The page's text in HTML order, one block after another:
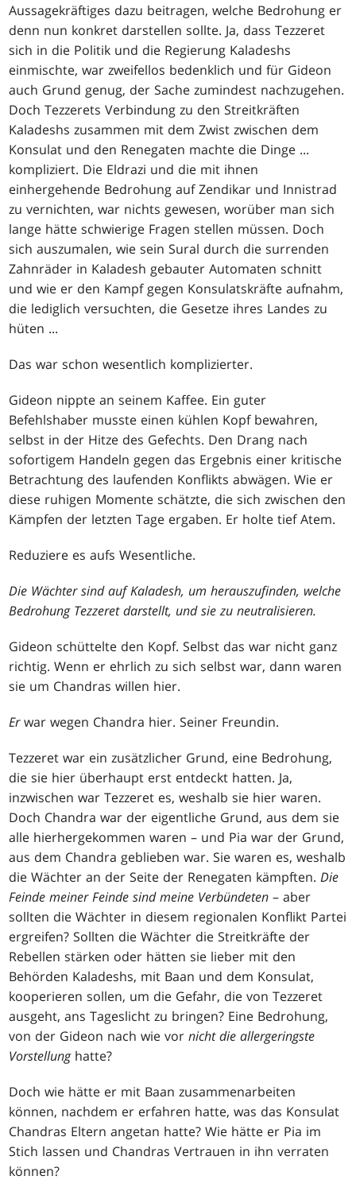
Aussagekräftiges dazu beitragen, welche Bedrohung er
denn nun konkret darstellen sollte. Ja, dass Tezzeret
sich in die Politik und die Regierung Kaladeshs
einmischte, war zweifellos bedenklich und für Gideon
auch Grund genug, der Sache zumindest nachzugehen.
Doch Tezzerets Verbindung zu den Streitkräften
Kaladeshs zusammen mit dem Zwist zwischen dem
Konsulat und den Renegaten machte die Dinge ...
kompliziert. Die Eldrazi und die mit ihnen
einhergehende Bedrohung auf Zendikar und Innistrad
zu vernichten, war nichts gewesen, worüber man sich
lange hätte schwierige Fragen stellen müssen. Doch
sich auszumalen, wie sein Sural durch die surrenden
Zahnräder in Kaladesh gebauter Automaten schnitt
und wie er den Kampf gegen Konsulatskräfte aufnahm,
die lediglich versuchten, die Gesetze ihres Landes zu
hüten ...
Das war schon wesentlich komplizierter.
Gideon nippte an seinem Kaffee. Ein guter
Befehlshaber musste einen kühlen Kopf bewahren,
selbst in der Hitze des Gefechts. Den Drang nach
sofortigem Handeln gegen das Ergebnis einer kritische
Betrachtung des laufenden Konflikts abwägen. Wie er
diese ruhigen Momente schätzte, die sich zwischen den
Kämpfen der letzten Tage ergaben. Er holte tief Atem.
Reduziere es aufs Wesentliche.
Die Wächter sind auf Kaladesh, um herauszufinden, welche
Bedrohung Tezzeret darstellt, und sie zu neutralisieren.
Gideon schüttelte den Kopf. Selbst das war nicht ganz
richtig. Wenn er ehrlich zu sich selbst war, dann waren
sie um Chandras willen hier.
Erwar wegen Chandra hier. Seiner Freundin.
Tezzeret war ein zusätzlicher Grund, eine Bedrohung,
die sie hier überhaupt erst entdeckt hatten. Ja,
inzwischen war Tezzeret es, weshalb sie hier waren.
Doch Chandra war der eigentliche Grund, aus dem sie
alle hierhergekommen waren – und Pia war der Grund,
aus dem Chandra geblieben war. Sie waren es, weshalb
die Wächter an der Seite der Renegaten kämpften.Die
Feinde meiner Feinde sind meine Verbündeten – aber
sollten die Wächter in diesem regionalen Konflikt Partei
ergreifen? Sollten die Wächter die Streitkräfte der
Rebellen stärken oder hätten sie lieber mit den
Behörden Kaladeshs, mit Baan und dem Konsulat,
kooperieren sollen, um die Gefahr, die von Tezzeret
ausgeht, ans Tageslicht zu bringen? Eine Bedrohung,
von der Gideon nach wie vornicht die allergeringste
Vorstellunghatte?
Doch wie hätte er mit Baan zusammenarbeiten
können, nachdem er erfahren hatte, was das Konsulat
Chandras Eltern angetan hatte? Wie hätte er Pia im
Stich lassen und Chandras Vertrauen in ihn verraten
können?